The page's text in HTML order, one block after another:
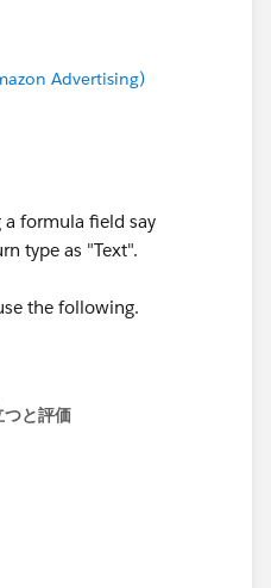
Advertising)
a formula field say
type as "Text".
the following.
と評価